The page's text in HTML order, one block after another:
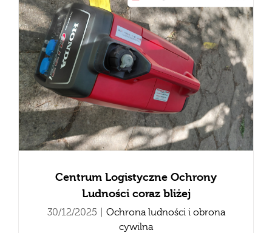
Centrum Logistyczne Ochrony
Ludności coraz bliżej
30/12/2025
Ochrona ludności i obrona
cywilna